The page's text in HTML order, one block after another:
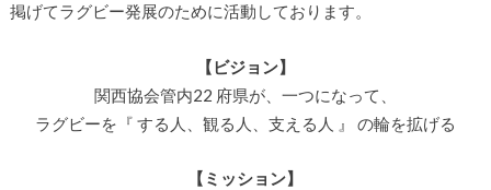
掲げてラグビー発展のために活動しております。
【ビジョン】
関西協会管内22 府県が、一つになって、
ラグビーを『 する人、観る人、支える人 』 の輪を拡げる
【ミッション】